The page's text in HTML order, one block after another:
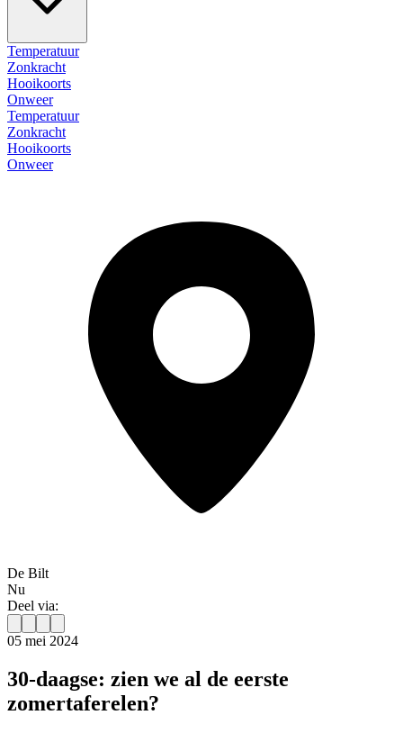
Temperatuur
Zonkracht
Hooikoorts
Onweer
Temperatuur
Zonkracht
Hooikoorts
Onweer
De Bilt
Nu
Deel via:
05 mei 2024
30-daagse: zien we al de eerste
zomertaferelen?